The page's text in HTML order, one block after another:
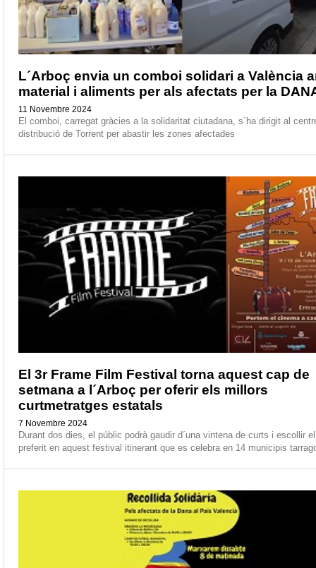
L´Arboç envia un comboi solidari a València
material i aliments per als afectats per la
11 Novembre 2024
El comboi, carregat gràcies a la solidaritat ciutadana, s´ha dirigit al
distribució de Torrent per abastir les zones afectades
El 3r Frame Film Festival torna aquest cap de
setmana a l´Arboç per oferir els millors
curtmetratges estatals
7 Novembre 2024
Durant dos dies, el públic podrà gaudir d´una vintena de curts i escollir
preferit en aquest festival itinerant que es celebra en 14 municipis